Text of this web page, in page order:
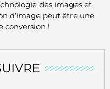
des images et
d’image peut être une
conversion !